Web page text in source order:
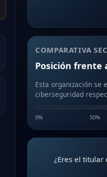
COMPARATIVA
Posición frente
Esta organización se
ciberseguridad
0% 50%
¿Eres el titular